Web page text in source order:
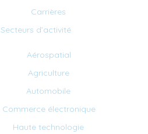
Carrières
Secteurs d’activité
Aérospatial
Agriculture
Automobile
Commerce électronique
Haute technologie